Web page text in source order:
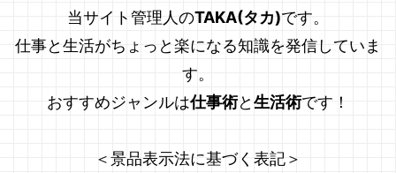
当サイト管理人のTAKA(タカ)です。
仕事と生活がちょっと楽になる知識を発信していま
す。
おすすめジャンルは仕事術と生活術です！
＜景品表示法に基づく表記＞